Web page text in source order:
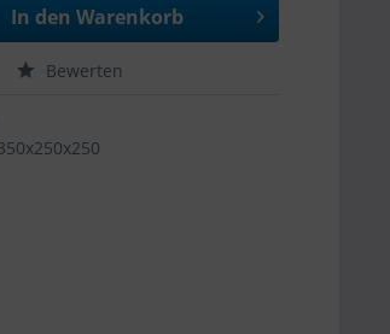
In den Warenkorb
Bewerten
350x250x250